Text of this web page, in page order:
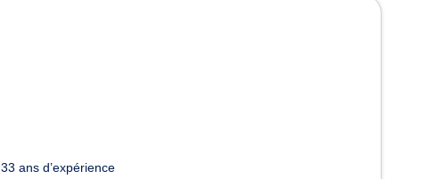
33 ans d’expérience